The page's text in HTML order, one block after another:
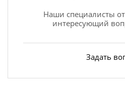
Наши специалисты
интересующий
Задать